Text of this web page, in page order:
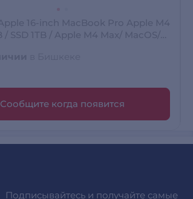
Сообщите когда появится
Подписывайтесь и получайте самые